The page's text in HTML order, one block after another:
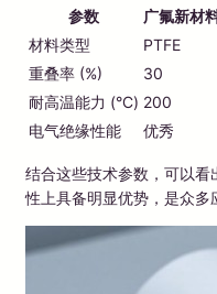
参数 广氟新材
材料类型
PTFE
重叠率 (%)
30
耐高温能力 (°C) 200
电气绝缘性能
优秀
结合这些技术参数，可以
性上具备明显优势，是众多